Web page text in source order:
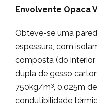
Envolvente Opaca
Obteve-se uma
espessura, com
composta (do
dupla de gesso
750kg/m3, 0,025m
condutibilidade